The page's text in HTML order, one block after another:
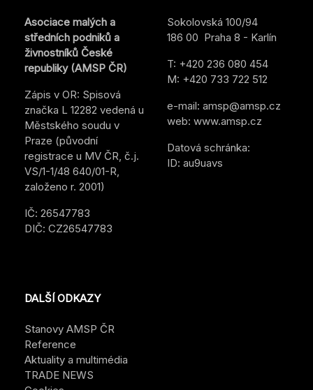
Asociace malých a
středních podniků a
živnostníků České
republiky (AMSP ČR)
Zápis v OR: Spisová
značka L 12282 vedená u
Městského soudu v
Praze (původní
registrace u MV ČR, č.j.
VS/1-1/48 640/01-R,
založeno r. 2001)
IČ: 26547783
DIČ: CZ26547783
Sokolovská 100/94
186 00 Praha 8 - Karlín
T: +420 236 080 454
M: +420 733 722 512
e-mail: amsp@amsp.cz
web: www.amsp.cz
Datová schránka:
ID: au9uavs
DALŠÍ ODKAZY
Stanovy AMSP ČR
Reference
Aktuality a multimédia
TRADE NEWS